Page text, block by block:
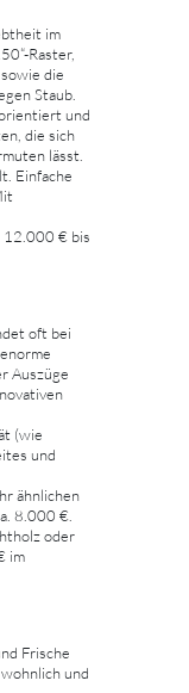
im
Raster,
die
Staub.
und
die sich
lässt.
Einfache
12.000 € bis
oft bei
Auszüge
(wie
und
ähnlichen
8.000 €.
oder
im
Frische
und